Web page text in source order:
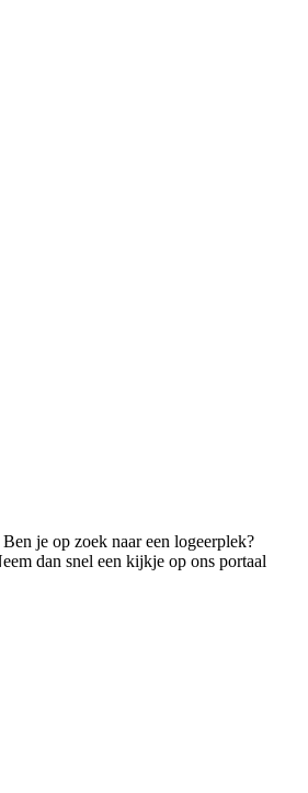
Ben je op zoek naar een logeerplek?
dan snel een kijkje op ons portaal